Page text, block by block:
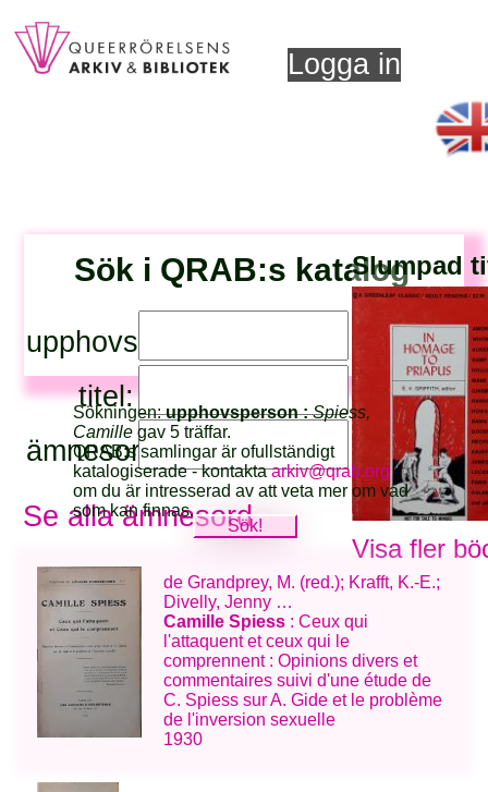
Logga in
Sök i QRAB:s katalog
upphovsperson:
titel:
ämnesord:
Se alla ämnesord
Slumpad
Visa fler
Sökningen:upphovsperson :Spiess,
Camille gav 5 träffar.
QRAB:s samlingar är ofullständigt
katalogiserade - kontaktaarkiv@qrab.org
om du är intresserad av att veta mer om vad
som kan finnas.
de Grandprey, M. (red.); Krafft, K.-E.;
Divelly, Jenny …
Camille Spiess : Ceux qui
l'attaquent et ceux qui le
comprennent : Opinions divers et
commentaires suivi d'une étude de
C. Spiess sur A. Gide et le problème
de l'inversion sexuelle
1930